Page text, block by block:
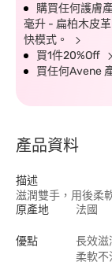
購買任何護膚
毫升 - 扁柏木皮
快模式。
買1件20%Off
買任何Avene
產品資料
描述
滋潤雙手，用後柔
原產地
法國
優點
長效滋
柔軟不